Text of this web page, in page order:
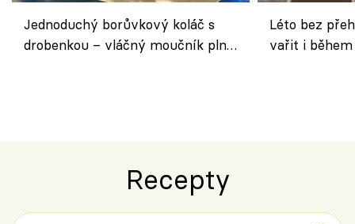
Jednoduchý borůvkový koláč s
drobenkou – vláčný moučník plný
Léto bez
vařit i
Recepty